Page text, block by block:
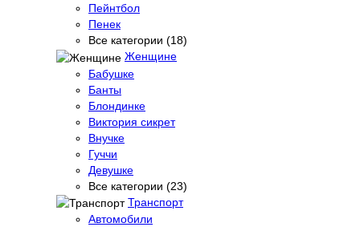
Пейнтбол
Пенек
Все категории (18)
Женщине
Бабушке
Банты
Блондинке
Виктория сикрет
Внучке
Гуччи
Девушке
Все категории (23)
Транспорт
Автомобили